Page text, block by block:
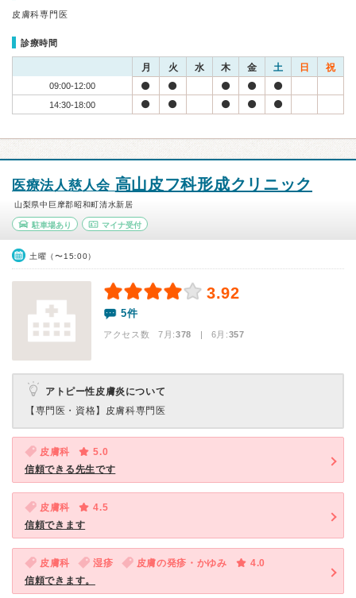
皮膚科専門医
診療時間
月 火 水 木 金 土 日 祝
09:00-12:00
14:30-18:00
医療法人慈人会 高山皮フ科形成クリニック
山梨県中巨摩郡昭和町清水新居
駐車場あり マイナ受付
土曜（〜15:00）
3.92
5件
アクセス数 7月:378 | 6月:357
アトピー性皮膚炎について
【専門医・資格】 皮膚科専門医
皮膚科
5.0
信頼できる先生です
皮膚科
4.5
信頼できます
皮膚科 湿疹 皮膚の発疹・かゆみ
4.0
信頼できます。